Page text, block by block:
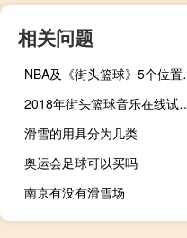
相关问题
NBA及
2018年街头篮
滑雪的用具分为几类
奥运会足球可以买吗
南京有没有滑雪场
奥运会今天几点结束